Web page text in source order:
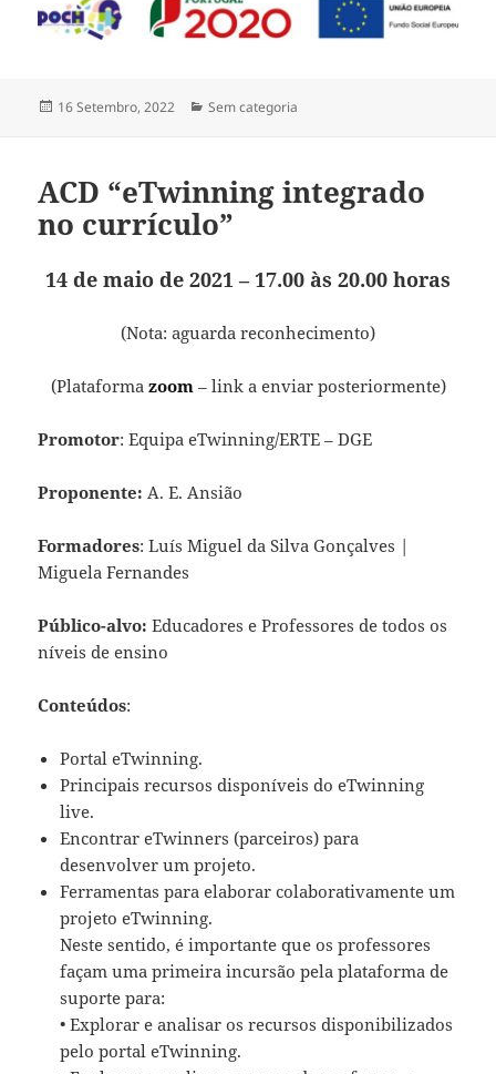
Publicado
16 Setembro, 2022 Categorias
Sem categoria
ACD “eTwinning integrado
no currículo”
14 de maio de 2021 – 17.00 às 20.00 horas
(Nota: aguarda reconhecimento)
(Plataforma zoom – link a enviar posteriormente)
Promotor: Equipa eTwinning/ERTE – DGE
Proponente: A. E. Ansião
Formadores: Luís Miguel da Silva Gonçalves |
Miguela Fernandes
Público-alvo: Educadores e Professores de todos os
níveis de ensino
Conteúdos:
Portal eTwinning.
Principais recursos disponíveis do eTwinning
live.
Encontrar eTwinners (parceiros) para
desenvolver um projeto.
Ferramentas para elaborar colaborativamente um
projeto eTwinning.
Neste sentido, é importante que os professores
façam uma primeira incursão pela plataforma de
suporte para:
• Explorar e analisar os recursos disponibilizados
pelo portal eTwinning.